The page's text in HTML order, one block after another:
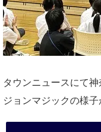
タウンニュースにて
ジョンマジックの様子